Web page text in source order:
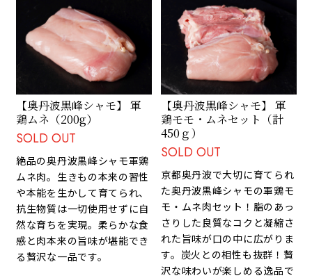
【奥丹波黒峰シャモ】 軍
鶏ムネ（200g）
SOLD OUT
絶品の奥丹波黒峰シャモ軍鶏
ムネ肉。生きもの本来の習性
や本能を生かして育てられ、
抗生物質は一切使用せずに自
然な育ちを実現。柔らかな食
感と肉本来の旨味が堪能でき
る贅沢な一品です。
【奥丹波黒峰シャモ】 軍
鶏モモ・ムネセット（計
450ｇ）
SOLD OUT
京都奥丹波で大切に育てられ
た奥丹波黒峰シャモの軍鶏モ
モ・ムネ肉セット！脂のあっ
さりした良質なコクと凝縮さ
れた旨味が口の中に広がりま
す。炭火との相性も抜群！贅
沢な味わいが楽しめる逸品で